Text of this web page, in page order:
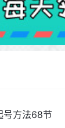
号方法68节